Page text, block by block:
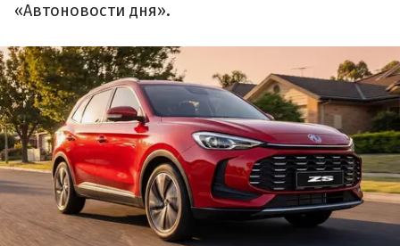
«Автоновости дня».